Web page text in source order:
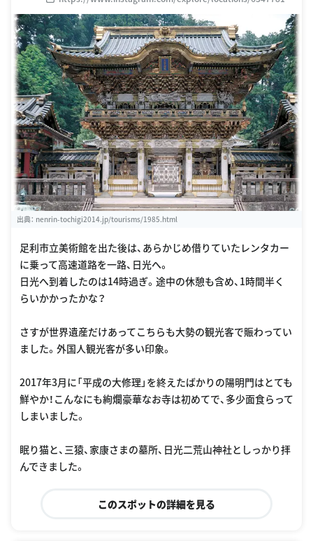
6
出典： nenrin-tochigi2014.jp/tourisms/1985.html
足利市立美術館を出た後は、あらかじめ借りていたレンタカー
に乗って高速道路を一路、日光へ。
日光へ到着したのは14時過ぎ。途中の休憩も含め、1時間半く
らいかかったかな？
さすが世界遺産だけあってこちらも大勢の観光客で賑わってい
ました。外国人観光客が多い印象。
2017年3月に「平成の大修理」を終えたばかりの陽明門はとても
鮮やか！こんなにも絢爛豪華なお寺は初めてで、多少面食らって
しまいました。
眠り猫と、三猿、家康さまの墓所、日光二荒山神社としっかり拝
んできました。
このスポットの詳細を見る